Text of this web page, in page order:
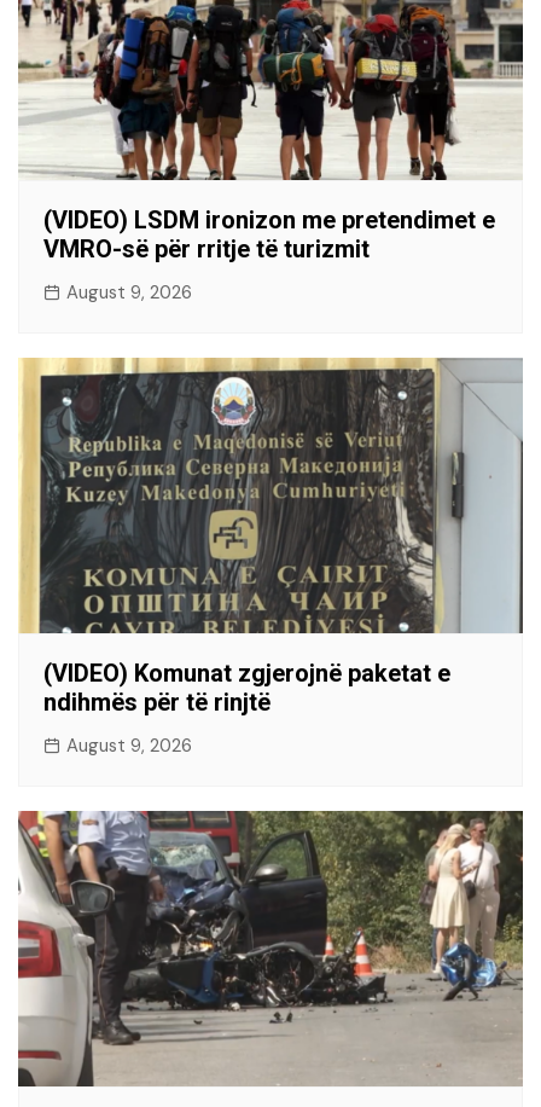
(VIDEO) LSDM ironizon me pretendimet e
VMRO-së për rritje të turizmit
August 9, 2026
(VIDEO) Komunat zgjerojnë paketat e
ndihmës për të rinjtë
August 9, 2026